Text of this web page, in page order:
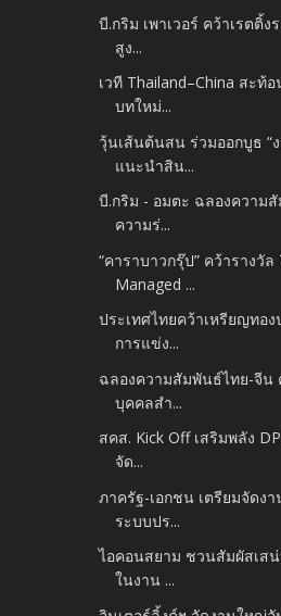
บี.กริม เพาเวอร์ คว้าเรตติ้
สูง...
เวที Thailand–China สะท้
บทใหม่...
วุ้นเส้นต้นสน ร่วมออกบูธ “
แนะนำสิน...
บี.กริม - อมตะ ฉลองความ
ความร่...
“คาราบาวกรุ๊ป” คว้ารางวัล
Managed ...
ประเทศไทยคว้าเหรียญทอ
การแข่ง...
ฉลองความสัมพันธ์ไทย-จีน
บุคคลสำ...
สคส. Kick Off เสริมพลัง
จัด...
ภาครัฐ-เอกชน เตรียมจัดง
ระบบปร...
ไอคอนสยาม ชวนสัมผัสเส
ในงาน ...